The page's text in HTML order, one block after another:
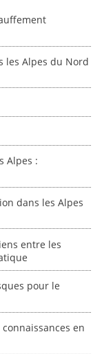
les Alpes du Nord
Alpes :
dans les Alpes
entre les
pour le
en